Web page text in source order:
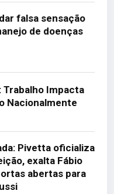
falsa sensação
de doenças
Trabalho Impacta
Nacionalmente
Pivetta oficializa
exalta Fábio
abertas para